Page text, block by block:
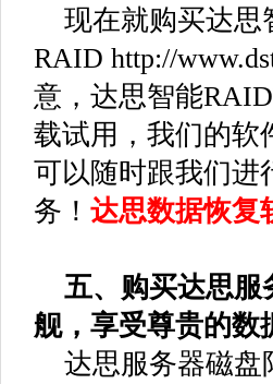
现在就购买达思
RAID http://
意，达思智能
载试用，我们的软
可以随时跟我们进
务！ 达思数据恢复
五、购买达思服
舰，享受尊贵的数
达思服务器磁盘